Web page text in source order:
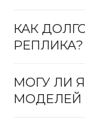
КАК
РЕПЛИКА?
МОГУ ЛИ
МОДЕЛЕЙ